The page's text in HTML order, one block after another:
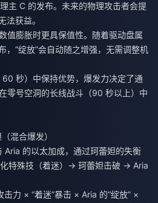
主 C 的发布。未来的物理攻击者会提
法获益。
值膨胀时更具保值性。随着驱动盘属
，“绽放”会自动随之增强，无需调整机
秒）中保持优势，爆发力决定了通
零号空洞的长线战斗（90 秒以上）中
混合爆发）
Aria 的以太加成，通过珂蕾妲的失衡
特殊技（着迷）→ 珂蕾妲击破 → Aria
力 × “着迷”暴击 × Aria 的“绽放” ×